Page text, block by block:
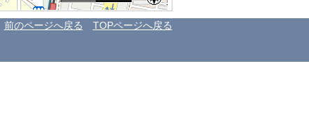
前のページへ戻る TOPページへ戻る